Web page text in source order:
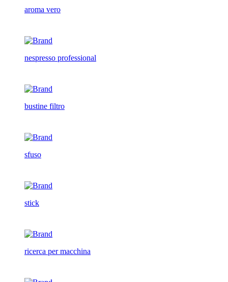
aroma vero
nespresso professional
bustine filtro
sfuso
stick
ricerca per macchina